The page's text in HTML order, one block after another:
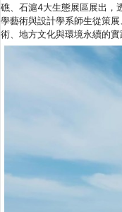
礁、石滬4大生態展區展出，
學藝術與設計學系師生從策
術、地方文化與環境永續的實